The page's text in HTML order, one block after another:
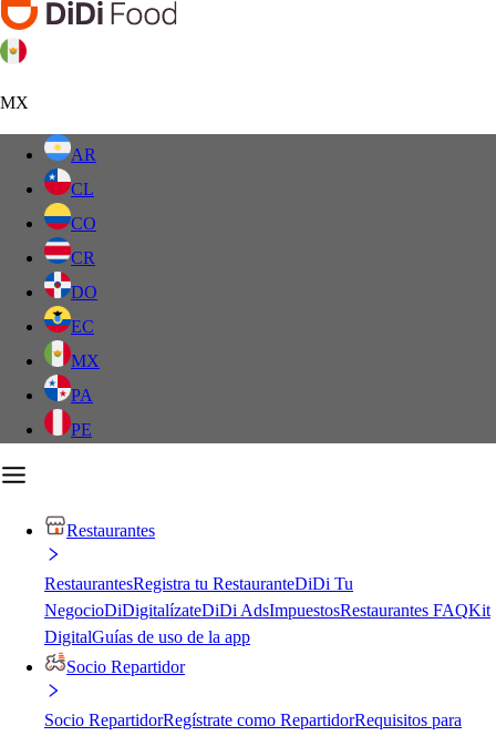
MX
AR
CL
CO
CR
DO
EC
MX
PA
PE
Restaurantes
RestaurantesRegistra tu RestauranteDiDi Tu
NegocioDiDigitalízateDiDi AdsImpuestosRestaurantes FAQKit
DigitalGuías de uso de la app
Socio Repartidor
Socio RepartidorRegístrate como RepartidorRequisitos para